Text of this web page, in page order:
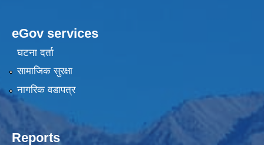
eGov services
घटना दर्ता
सामाजिक सुरक्षा
नागरिक वडापत्र
Reports